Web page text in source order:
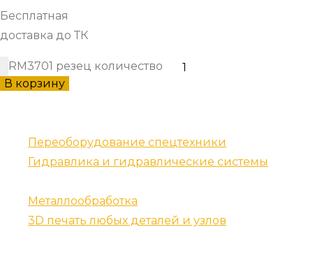
Бесплатная
доставка до ТК
RM3701 резец количество
В корзину
Переоборудование спецтехники
Гидравлика и гидравлические системы
Металлообработка
3D печать любых деталей и узлов